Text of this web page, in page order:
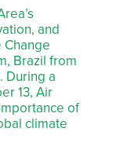
and
Brazil from
During a
13, Air
of
climate